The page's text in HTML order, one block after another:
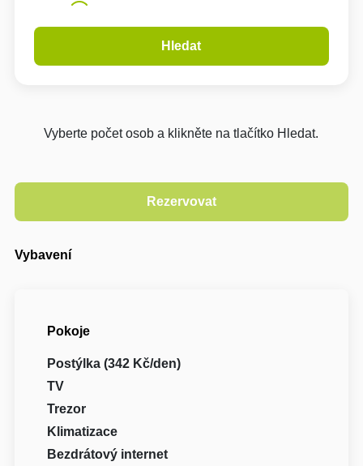
Hledat
Vyberte počet osob a klikněte na tlačítko Hledat.
Vybavení
Pokoje
Postýlka (342 Kč/den)
TV
Trezor
Klimatizace
Bezdrátový internet